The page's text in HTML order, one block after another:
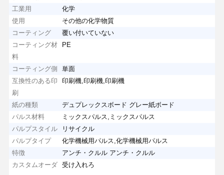
工業用
化学
使用
その他の化学物質
コーティング
覆い付いていない
コーティング材
料
PE
コーティング側
単面
互換性のある印
刷
印刷機,印刷機,印刷機
紙の種類
デュプレックスボード グレー紙ボード
パルス材料
ミックスパルス,ミックスパルス
パルプスタイル
リサイクル
パルプタイプ
化学機械用パルス,化学機械用パルス
特徴
アンチ・クルル アンチ・クルル
カスタムオーダ
受け入れろ